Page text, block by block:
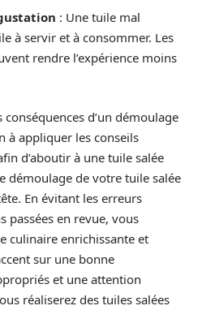
: Une tuile mal
à servir et à consommer. Les
rendre l’expérience moins
d’un démoulage
à appliquer les conseils
d’aboutir à une tuile salée
démoulage de votre tuile salée
En évitant les erreurs
passées en revue, vous
culinaire enrichissante et
sur une bonne
et une attention
réaliserez des tuiles salées